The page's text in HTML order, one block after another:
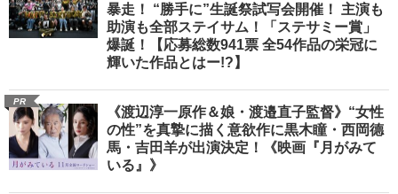
暴走！ “勝手に”生誕祭試写会開催！ 主演も
助演も全部ステイサム！「ステサミー賞」
爆誕！【応募総数941票 全54作品の栄冠に
輝いた作品とはー!?】
PR
《渡辺淳一原作＆娘・渡邉直子監督》“女性
の性”を真摯に描く意欲作に黒木瞳・西岡德
馬・吉田羊が出演決定！《映画『月がみて
いる』》